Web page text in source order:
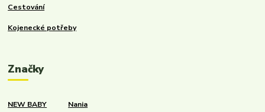
Cestování
Kojenecké potřeby
Značky
NEW BABY Nania